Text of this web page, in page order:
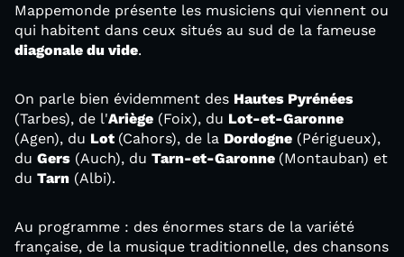
Mappemonde présente les musiciens qui viennent ou
qui habitent dans ceux situés au sud de la fameuse
diagonale du vide.
On parle bien évidemment des Hautes Pyrénées
(Tarbes), de l'Ariège (Foix), du Lot-et-Garonne
(Agen), du Lot (Cahors), de la Dordogne (Périgueux),
du Gers (Auch), du Tarn-et-Garonne (Montauban) et
du Tarn (Albi).
Au programme : des énormes stars de la variété
française, de la musique traditionnelle, des chansons